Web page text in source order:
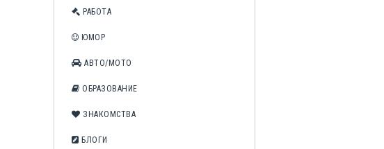
РАБОТА
ЮМОР
АВТО/МОТО
ОБРАЗОВАНИЕ
ЗНАКОМСТВА
БЛОГИ